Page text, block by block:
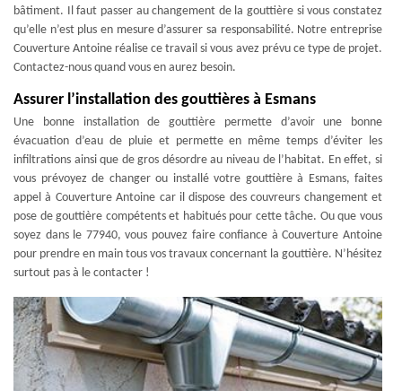
bâtiment. Il faut passer au changement de la gouttière si vous constatez
qu’elle n’est plus en mesure d’assurer sa responsabilité. Notre entreprise
Couverture Antoine réalise ce travail si vous avez prévu ce type de projet.
Contactez-nous quand vous en aurez besoin.
Assurer l’installation des gouttières à Esmans
Une bonne installation de gouttière permette d’avoir une bonne
évacuation d’eau de pluie et permette en même temps d’éviter les
infiltrations ainsi que de gros désordre au niveau de l’habitat. En effet, si
vous prévoyez de changer ou installé votre gouttière à Esmans, faites
appel à Couverture Antoine car il dispose des couvreurs changement et
pose de gouttière compétents et habitués pour cette tâche. Ou que vous
soyez dans le 77940, vous pouvez faire confiance à Couverture Antoine
pour prendre en main tous vos travaux concernant la gouttière. N’hésitez
surtout pas à le contacter !